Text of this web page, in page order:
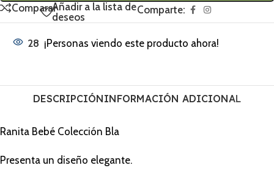
CompararAñadir a la lista de
deseos
Comparte:
28 ¡Personas viendo este producto ahora!
DESCRIPCIÓNINFORMACIÓN ADICIONAL
Ranita Bebé Colección Bla
Presenta un diseño elegante.